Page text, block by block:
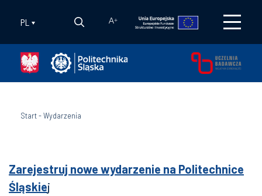
PL A+
Start-Wydarzenia
Zarejestruj nowe wydarzenie na Politechnice
Śląskiej